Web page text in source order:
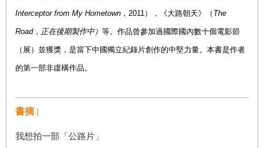
Interceptor from My Hometown ，2011），《大路朝天》（ The
Road，正在後期製作中） 等。作品曾參加過國際國內數十個電影節
（展）並獲獎，是當下中國獨立紀錄片創作的中堅力量。 本書是作者
的第一部非虛構作品。
書摘 |
我想拍一部「公路片」